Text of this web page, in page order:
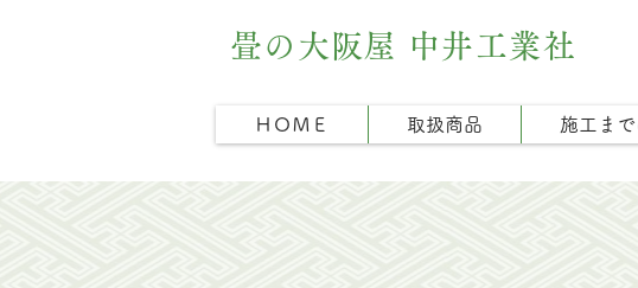
畳の大阪屋 中井工業社
ＨＯＭＥ 取扱商品 施工ま